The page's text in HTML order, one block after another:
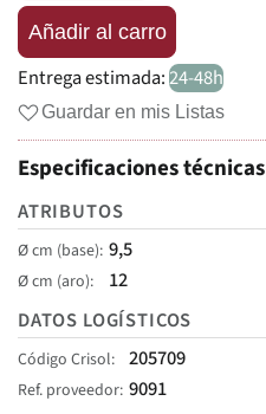
Añadir al carro
Entrega estimada:24-48h
Guardar en mis Listas
Especificaciones técnicas
ATRIBUTOS
Ø cm (base) 9,5
Ø cm (aro)
12
DATOS LOGÍSTICOS
Código Crisol 205709
Ref. proveedor 9091